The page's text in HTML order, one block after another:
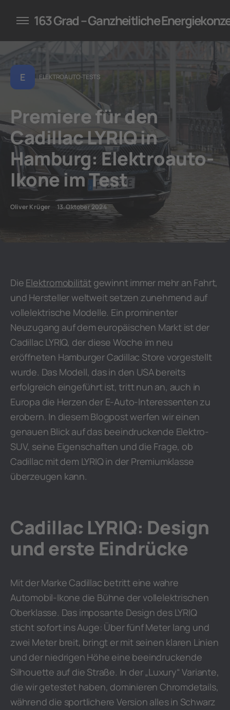
für Unternehmen
163 Grad – Ganzheitliche
E ELEKTROAUTO-TESTS
Premiere für den
Cadillac LYRIQ in
Hamburg: Elektroauto-
Ikone im Test
Oliver Krüger 13. Oktober 2024
Die Elektromobilität gewinnt immer mehr an Fahrt,
und Hersteller weltweit setzen zunehmend auf
vollelektrische Modelle. Ein prominenter
Neuzugang auf dem europäischen Markt ist der
Cadillac LYRIQ, der diese Woche im neu
eröffneten Hamburger Cadillac Store vorgestellt
wurde. Das Modell, das in den USA bereits
erfolgreich eingeführt ist, tritt nun an, auch in
Europa die Herzen der E-Auto-Interessenten zu
erobern. In diesem Blogpost werfen wir einen
genauen Blick auf das beeindruckende Elektro-
SUV, seine Eigenschaften und die Frage, ob
Cadillac mit dem LYRIQ in der Premiumklasse
überzeugen kann.
Cadillac LYRIQ: Design
und erste Eindrücke
Mit der Marke Cadillac betritt eine wahre
Automobil-Ikone die Bühne der vollelektrischen
Oberklasse. Das imposante Design des LYRIQ
sticht sofort ins Auge: Über fünf Meter lang und
zwei Meter breit, bringt er mit seinen klaren Linien
und der niedrigen Höhe eine beeindruckende
Silhouette auf die Straße. In der „Luxury“ Variante,
die wir getestet haben, dominieren Chromdetails,
während die sportlichere Version alles in Schwarz